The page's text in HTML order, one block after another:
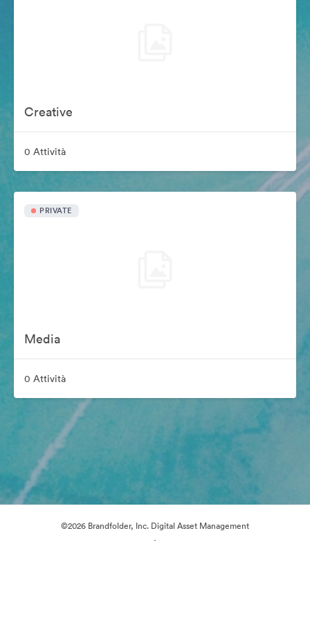
Creative
0 Attività
PRIVATE
Media
0 Attività
©2026 Brandfolder, Inc. Digital Asset Management
·